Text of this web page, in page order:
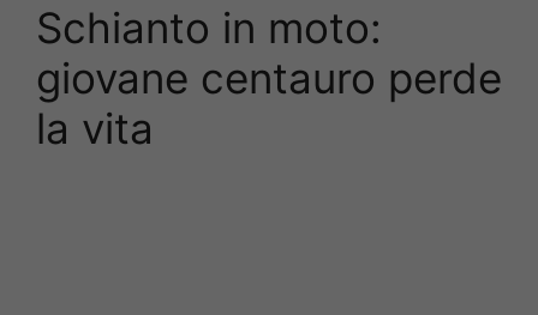
Schianto in moto:
giovane centauro perde
la vita